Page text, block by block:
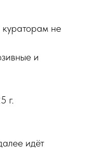
не
и
г.
идёт